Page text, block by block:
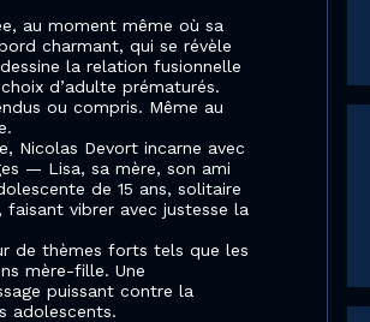
au moment même où sa
charmant, qui se révèle
la relation fusionnelle
d’adulte prématurés.
ou compris. Même au
Nicolas Devort incarne avec
— Lisa, sa mère, son ami
de 15 ans, solitaire
vibrer avec justesse la
de thèmes forts tels que les
mère-fille. Une
puissant contre la
adolescents.